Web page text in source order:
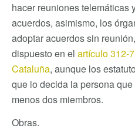
hacer reuniones telemáticas
acuerdos, asimismo, los
adoptar acuerdos sin
dispuesto en el artículo 312-
Cataluña, aunque los
que lo decida la persona
menos dos miembros.
Obras.